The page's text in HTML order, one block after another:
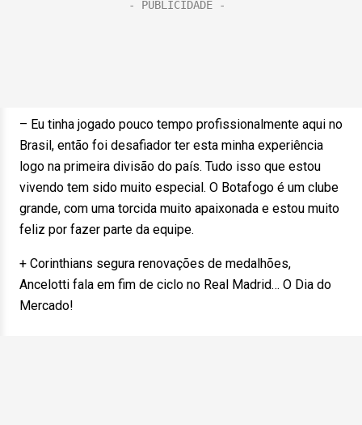
– Eu tinha jogado pouco tempo profissionalmente aqui no
Brasil, então foi desafiador ter esta minha experiência
logo na primeira divisão do país. Tudo isso que estou
vivendo tem sido muito especial. O Botafogo é um clube
grande, com uma torcida muito apaixonada e estou muito
feliz por fazer parte da equipe.
+ Corinthians segura renovações de medalhões,
Ancelotti fala em fim de ciclo no Real Madrid… O Dia do
Mercado!